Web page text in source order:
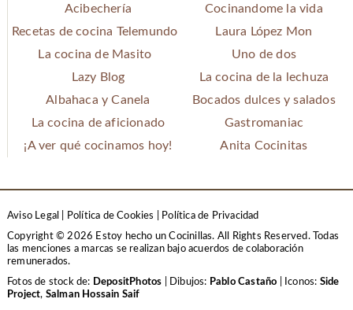
Acibechería
Cocinandome la vida
Recetas de cocina Telemundo
Laura López Mon
La cocina de Masito
Uno de dos
Lazy Blog
La cocina de la lechuza
Albahaca y Canela
Bocados dulces y salados
La cocina de aficionado
Gastromaniac
¡A ver qué cocinamos hoy!
Anita Cocinitas
Aviso Legal Política de Cookies
Política de Privacidad
Copyright © 2026 Estoy hecho un Cocinillas. All Rights Reserved.Todas
las menciones a marcas se realizan bajo acuerdos de colaboración
remunerados.
Fotos de stock de: DepositPhotos | Dibujos: Pablo Castaño | Iconos: Side
Project, Salman Hossain Saif